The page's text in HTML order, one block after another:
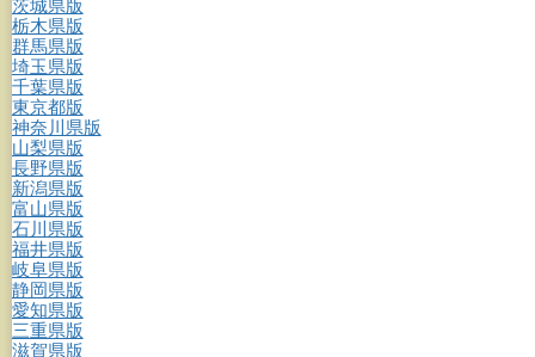
茨城県版
栃木県版
群馬県版
埼玉県版
千葉県版
東京都版
神奈川県版
山梨県版
長野県版
新潟県版
富山県版
石川県版
福井県版
岐阜県版
静岡県版
愛知県版
三重県版
滋賀県版